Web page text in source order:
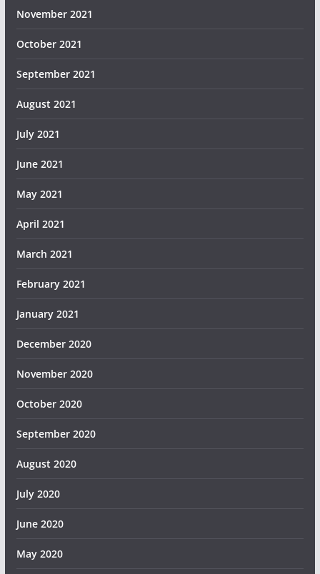
November 2021
October 2021
September 2021
August 2021
July 2021
June 2021
May 2021
April 2021
March 2021
February 2021
January 2021
December 2020
November 2020
October 2020
September 2020
August 2020
July 2020
June 2020
May 2020